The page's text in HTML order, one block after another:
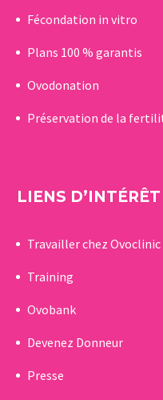
Fécondation in vitro
Plans 100 % garantis
Ovodonation
Préservation de la
LIENS D’INTÉRÊT
Travailler chez Ovoclinic
Training
Ovobank
Devenez Donneur
Presse